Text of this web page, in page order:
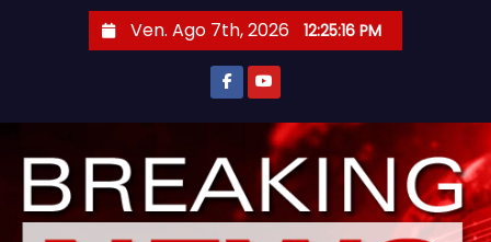
Ven. Ago 7th, 2026 12:25:16 PM